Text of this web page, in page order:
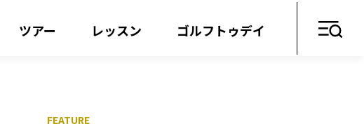
ツアー レッスン ゴルフトゥデイ